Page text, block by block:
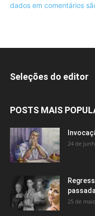
dados em comentários
Seleções do editor
POSTS MAIS
24 de
25 de